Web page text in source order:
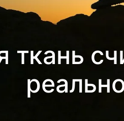
ткань